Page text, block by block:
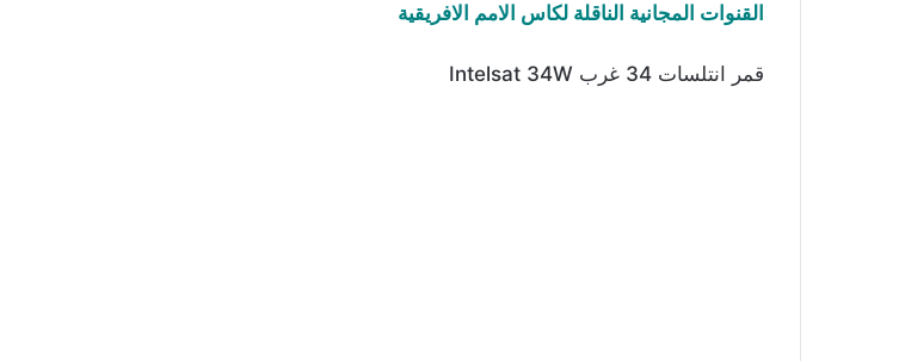
القنوات المجانية الناقلة لكاس الامم الافريقية
قمر انتلسات 34 غرب Intelsat 34W